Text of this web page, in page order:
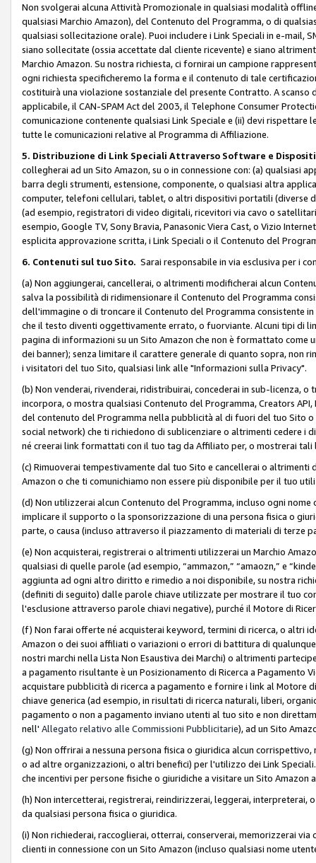
Non svolgerai alcuna Attività Promozionale in qualsiasi modalità
qualsiasi Marchio Amazon), del Contenuto del Programma, o di
qualsiasi sollecitazione orale). Puoi includere i Link Speciali in e-mail,
siano sollecitate (ossia accettate dal cliente ricevente) e siano
Marchio Amazon. Su nostra richiesta, ci fornirai un campione
ogni richiesta specificheremo la forma e il contenuto di tale
costituirà una violazione sostanziale del presente Contratto. A
applicabile, il CAN-SPAM Act del 2003, il Telephone Consumer
comunicazione contenente qualsiasi Link Speciale e (ii) devi
tutte le comunicazioni relative al Programma di Affiliazione.
5. Distribuzione di Link Speciali Attraverso Software e
collegherai ad un Sito Amazon, su o in connessione con: (a)
barra degli strumenti, estensione, componente, o qualsiasi altra
computer, telefoni cellulari, tablet, o altri dispositivi portatili (diverse
(ad esempio, registratori di video digitali, ricevitori via cavo o
esempio, Google TV, Sony Bravia, Panasonic Viera Cast, o Vizio
esplicita approvazione scritta, i Link Speciali o il Contenuto del
6. Contenuti sul tuo Sito. Sarai responsabile in via esclusiva per i
(a) Non aggiungerai, cancellerai, o altrimenti modificherai alcun
salva la possibilità di ridimensionare il Contenuto del Programma
dell'immagine o di troncare il Contenuto del Programma consistente
che il testo diventi oggettivamente errato, o fuorviante. Alcuni tipi di
pagina di informazioni su un Sito Amazon che non è formattato
dei banner); senza limitare il carattere generale di quanto sopra, non
i visitatori del tuo Sito, qualsiasi link alle "Informazioni sulla Privacy".
(b) Non venderai, rivenderai, ridistribuirai, concederai in sub-licenza,
incorpora, o mostra qualsiasi Contenuto del Programma, Creators
del contenuto del Programma nella pubblicità al di fuori del tuo Sito
social network) che ti richiedono di sublicenziare o altrimenti cedere i
né creerai link formattati con il tuo tag da Affiliato per, o mostrerai tali
(c) Rimuoverai tempestivamente dal tuo Sito e cancellerai o
Amazon o che ti comunichiamo non essere più disponibile per il tuo
(d) Non utilizzerai alcun Contenuto del Programma, incluso ogni
implicare il supporto o la sponsorizzazione di una persona fisica o
parte, o causa (incluso attraverso il piazzamento di materiali di terze
(e) Non acquisterai, registrerai o altrimenti utilizzerai un Marchio
qualsiasi di quelle parole (ad esempio, “ammazon,” “amaozn,” e
aggiunta ad ogni altro diritto e rimedio a noi disponibile, su nostra
(definiti di seguito) dalle parole chiave utilizzate per mostrare il tuo
l'esclusione attraverso parole chiavi negative), purché il Motore di
(f) Non farai offerte né acquisterai keyword, termini di ricerca, o altri
Amazon o dei suoi affiliati o variazioni o errori di battitura di
nostri marchi nella Lista Non Esaustiva dei Marchi) o altrimenti
a pagamento risultante è un Posizionamento di Ricerca a Pagamento
acquistare pubblicità di ricerca a pagamento e fornire i link al Motore
chiave generica (ad esempio, in risultati di ricerca naturali, liberi,
pagamento o non a pagamento inviano utenti al tuo sito e non
nell' Allegato relativo alle Commissioni Pubblicitarie), ad un Sito
(g) Non offrirai a nessuna persona fisica o giuridica alcun
o ad altre organizzazioni, o altri benefici) per l'utilizzo dei Link
che incentivi per persone fisiche o giuridiche a visitare un Sito
(h) Non intercetterai, registrerai, reindirizzerai, leggerai,
da qualsiasi persona fisica o giuridica.
(i) Non richiederai, raccoglierai, otterrai, conserverai, memorizzerai
clienti in connessione con un Sito Amazon (incluso qualsiasi nome